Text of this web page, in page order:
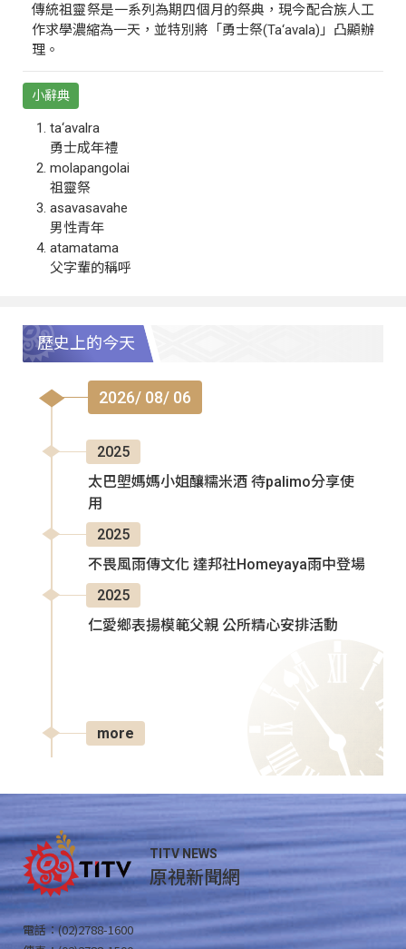
傳統祖靈祭是一系列為期四個月的祭典，現今配合族人工
作求學濃縮為一天，並特別將「勇士祭(Ta‘avala)」凸顯辦
理。
小辭典
ta‘avalra
勇士成年禮
molapangolai
祖靈祭
asavasavahe
男性青年
atamatama
父字輩的稱呼
歷史上的今天
2026/ 08/ 06
2025
太巴塱媽媽小姐釀糯米酒 待palimo分享使
用
2025
不畏風雨傳文化 達邦社Homeyaya雨中登場
2025
仁愛鄉表揚模範父親 公所精心安排活動
more
TITV NEWS
原視新聞網
電話：(02)2788-1600